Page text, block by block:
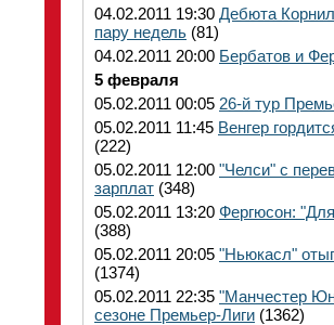
04.02.2011 19:30 Дебюта
пару недель (81)
04.02.2011 20:00 Бербатов и
5 февраля
05.02.2011 00:05 26-й тур
05.02.2011 11:45 Венгер
(222)
05.02.2011 12:00 "Челси" с
зарплат (348)
05.02.2011 13:20 Фергюсон:
(388)
05.02.2011 20:05 "Ньюкасл"
(1374)
05.02.2011 22:35 "Манчестер
сезоне Премьер-Лиги (1362)